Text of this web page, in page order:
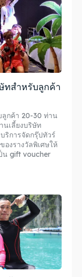
ทสำหรับลูกค้า
ลูกค้า 20-30 ท่าน
เลี้ยงบริษัท
ริการจัดกรุ๊ปทัวร์
องรางวัลพิเศษให้
น gift voucher